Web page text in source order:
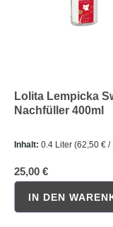
Durchschnittliche
Lolita Lempicka
Nachfüller 400ml
Inhalt: 0.4 Liter (62,50 € /
25,00 €
IN DEN